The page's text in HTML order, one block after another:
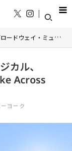
ジカル、「Two Strangers (Carry a Cake Across New York)」
カル、
Across
ヨーク